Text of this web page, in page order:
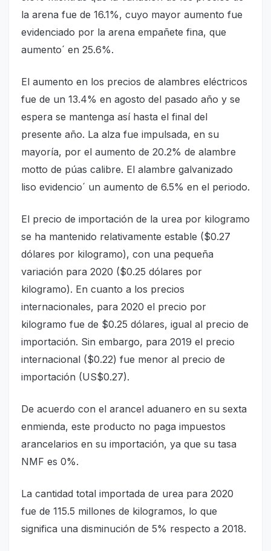
la arena fue de 16.1%, cuyo mayor aumento fue
evidenciado por la arena empañete fina, que
aumento´ en 25.6%.
El aumento en los precios de alambres eléctricos
fue de un 13.4% en agosto del pasado año y se
espera se mantenga así hasta el final del
presente año. La alza fue impulsada, en su
mayoría, por el aumento de 20.2% de alambre
motto de púas calibre. El alambre galvanizado
liso evidencio´ un aumento de 6.5% en el periodo.
El precio de importación de la urea por kilogramo
se ha mantenido relativamente estable ($0.27
dólares por kilogramo), con una pequeña
variación para 2020 ($0.25 dólares por
kilogramo). En cuanto a los precios
internacionales, para 2020 el precio por
kilogramo fue de $0.25 dólares, igual al precio de
importación. Sin embargo, para 2019 el precio
internacional ($0.22) fue menor al precio de
importación (US$0.27).
De acuerdo con el arancel aduanero en su sexta
enmienda, este producto no paga impuestos
arancelarios en su importación, ya que su tasa
NMF es 0%.
La cantidad total importada de urea para 2020
fue de 115.5 millones de kilogramos, lo que
significa una disminución de 5% respecto a 2018.